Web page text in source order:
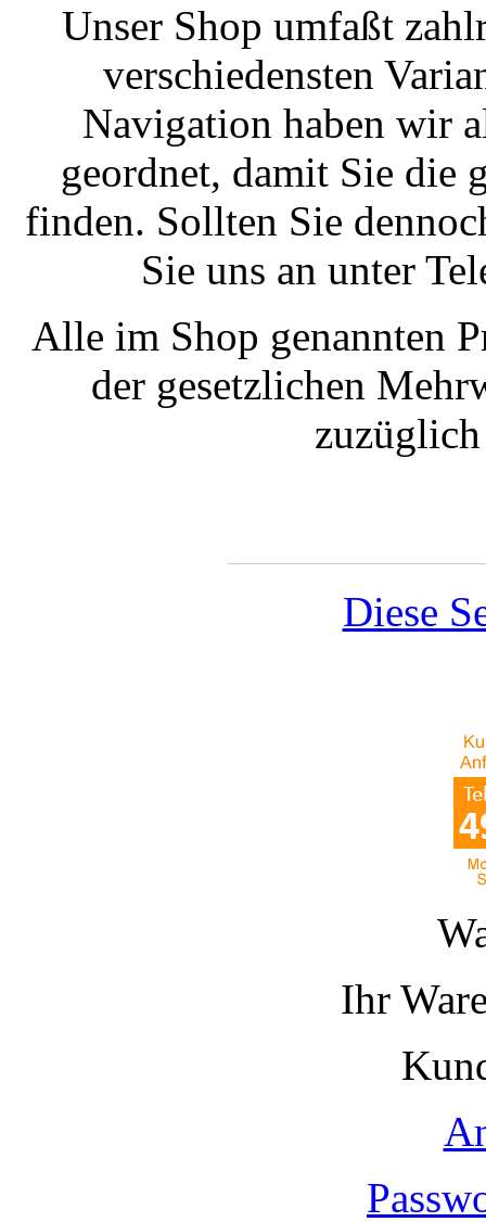
Unser Shop umfaßt
verschiedensten
Navigation haben wir
geordnet, damit Sie die
finden. Sollten Sie
Sie uns an unter
Alle im Shop genannten
der gesetzlichen
Diese
Ihr